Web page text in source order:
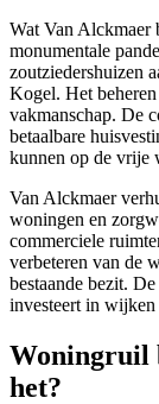
Wat Van Alckmaer
monumentale
zoutziedershuizen
Kogel. Het
vakmanschap. De
betaalbare
kunnen op de vrije
Van Alckmaer
woningen en
commerciele
verbeteren van de
bestaande bezit.
investeert in
Woningruil
het?